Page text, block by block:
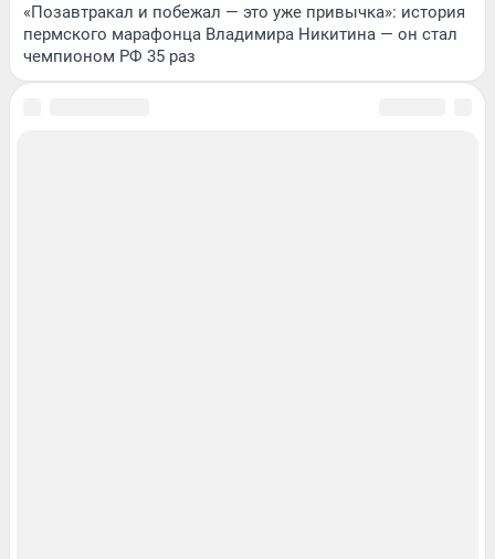
«Позавтракал и побежал — это уже привычка»: история
пермского марафонца Владимира Никитина — он стал
чемпионом РФ 35 раз